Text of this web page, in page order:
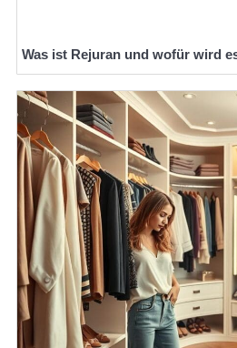
Was ist Rejuran und wofür wird